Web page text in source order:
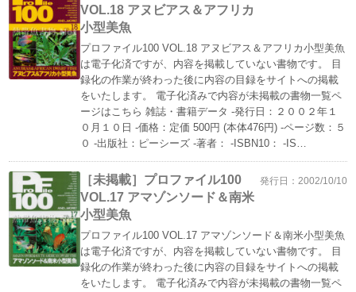
VOL.18 アヌビアス＆アフリカ
小型美魚
プロファイル100 VOL.18 アヌビアス＆アフリカ小型美魚
は電子化済ですが、内容を掲載していない書物です。 目
録化の作業が終わった後に内容の目録をサイトへの掲載
をいたします。 電子化済みで内容が未掲載の書物一覧ペ
ージはこちら 雑誌・書籍データ -発行日：２００２年１
０月１０日 -価格：定価 500円 (本体476円) -ページ数：５
０ -出版社：ピーシーズ -著者： -ISBN10： -IS…
［未掲載］プロファイル100
VOL.17 アマゾンソード＆南米
小型美魚
発行日：2002/10/10
プロファイル100 VOL.17 アマゾンソード＆南米小型美魚
は電子化済ですが、内容を掲載していない書物です。 目
録化の作業が終わった後に内容の目録をサイトへの掲載
をいたします。 電子化済みで内容が未掲載の書物一覧ペ